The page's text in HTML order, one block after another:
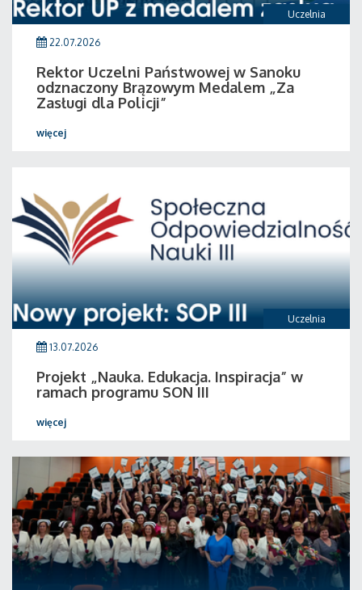
Uczelnia
22.07.2026
Rektor Uczelni Państwowej w Sanoku
odznaczony Brązowym Medalem „Za
Zasługi dla Policji”
więcej
Uczelnia
13.07.2026
Projekt „Nauka. Edukacja. Inspiracja” w
ramach programu SON III
więcej